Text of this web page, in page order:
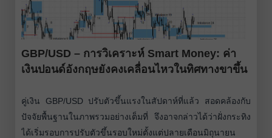
GBP/USD – การวิเคราะห์ Smart Money: ค่า
เงินปอนด์อังกฤษยังคงเคลื่อนไหวในทิศทางขาขึ้น
คู่เงิน GBP/USD ปรับตัวขึ้นแรงในสัปดาห์ที่แล้ว สอดคล้องกับ
ปัจจัยพื้นฐานในภาพรวมอย่างเต็มที่ จึงอาจกล่าวได้ว่าฝั่งกระทิง
ได้เริ่มรอบการปรับตัวขึ้นรอบใหม่ตั้งแต่ปลายเดือนมิถุนายน